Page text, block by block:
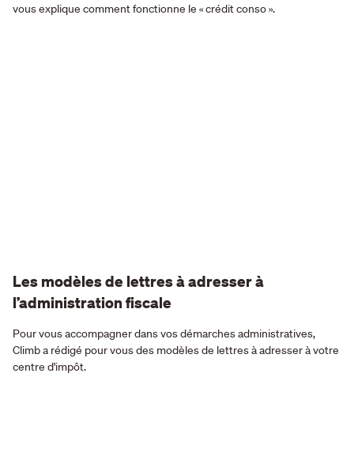
vous explique comment fonctionne le « crédit conso ».
Les modèles de lettres à adresser à
l’administration fiscale
Pour vous accompagner dans vos démarches administratives,
Climb a rédigé pour vous des modèles de lettres à adresser à votre
centre d'impôt.